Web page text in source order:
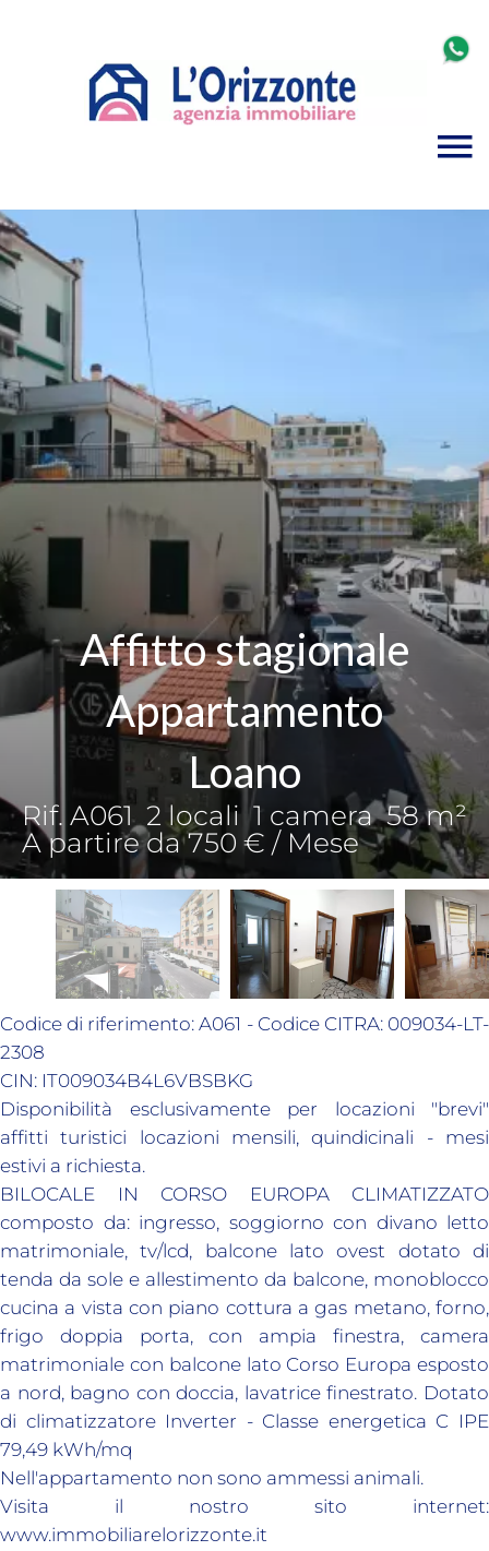
Affitto stagionale
Appartamento
Loano
Rif. A061 2 locali 1 camera 58 m²
A partire da 750 € / Mese
Codice di riferimento: A061 - Codice CITRA: 009034-LT-
2308
CIN: IT009034B4L6VBSBKG
Disponibilità esclusivamente per locazioni "brevi"
affitti turistici locazioni mensili, quindicinali - mesi
estivi a richiesta.
BILOCALE IN CORSO EUROPA CLIMATIZZATO
composto da: ingresso, soggiorno con divano letto
matrimoniale, tv/lcd, balcone lato ovest dotato di
tenda da sole e allestimento da balcone, monoblocco
cucina a vista con piano cottura a gas metano, forno,
frigo doppia porta, con ampia finestra, camera
matrimoniale con balcone lato Corso Europa esposto
a nord, bagno con doccia, lavatrice finestrato. Dotato
di climatizzatore Inverter - Classe energetica C IPE
79,49 kWh/mq
Nell'appartamento non sono ammessi animali.
Visita il nostro sito internet:
www.immobiliarelorizzonte.it